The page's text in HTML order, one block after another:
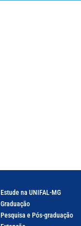
Estude na UNIFAL-MG
Graduação
Pesquisa e Pós-graduação